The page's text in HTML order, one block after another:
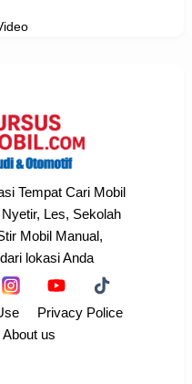
Tempat Cari Mobil
Les, Sekolah
Mobil Manual,
lokasi Anda
Privacy Police
About us